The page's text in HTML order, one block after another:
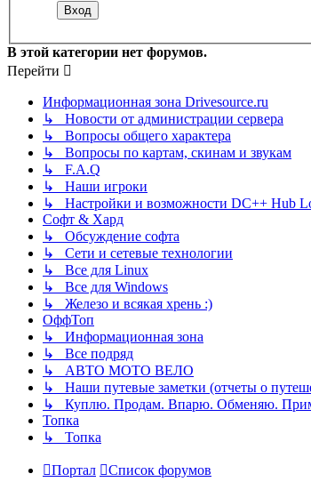
В этой категории нет форумов.
Перейти
Информационная зона Drivesource.ru
↳ Новости от администрации сервера
↳ Вопросы общего характера
↳ Вопросы по картам, скинам и звукам
↳ F.A.Q
↳ Наши игроки
↳ Настройки и возможности DC++ Hub
Софт & Хард
↳ Обсуждение софта
↳ Сети и сетевые технологии
↳ Все для Linux
↳ Все для Windows
↳ Железо и всякая хрень :)
ОффТоп
↳ Информационная зона
↳ Все подряд
↳ АВТО МОТО ВЕЛО
↳ Наши путевые заметки (отчеты о
↳ Куплю. Продам. Впарю. Обменяю.
Топка
↳ Топка
Портал
Список форумов